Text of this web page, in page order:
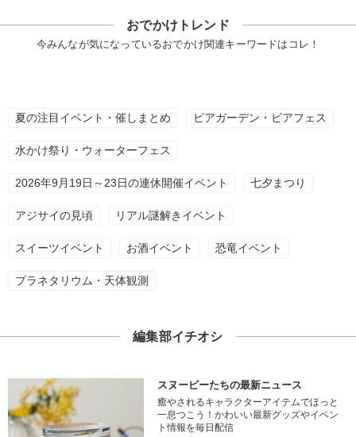
おでかけトレンド
今みんなが気になっているおでかけ関連キーワードはコレ！
夏の注目イベント・催しまとめ ビアガーデン・ビアフェス
水かけ祭り・ウォーターフェス
2026年9月19日～23日の連休開催イベント 七夕まつり
アジサイの見頃 リアル謎解きイベント
スイーツイベント お酒イベント 恐竜イベント
プラネタリウム・天体観測
編集部イチオシ
スヌーピーたちの最新ニュース
癒やされるキャラクターアイテムでほっと
一息つこう！かわいい最新グッズやイベン
ト情報を毎日配信